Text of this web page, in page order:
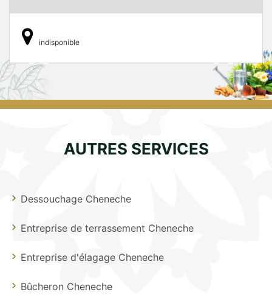
indisponible
AUTRES SERVICES
Dessouchage Cheneche
Entreprise de terrassement Cheneche
Entreprise d'élagage Cheneche
Bûcheron Cheneche